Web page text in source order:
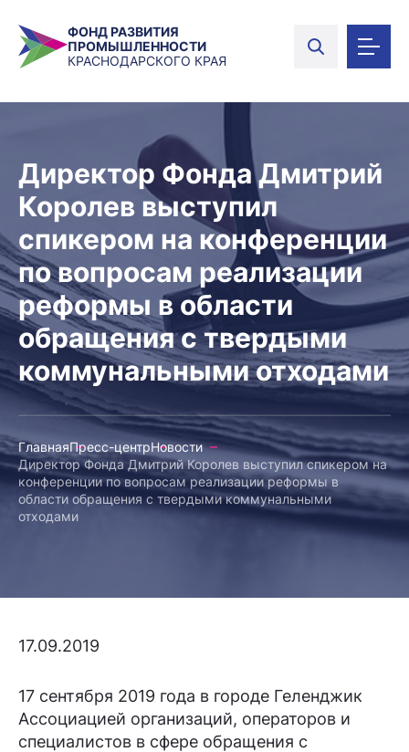
ФОНД РАЗВИТИЯ
ПРОМЫШЛЕННОСТИ
КРАСНОДАРСКОГО КРАЯ
Директор Фонда Дмитрий
Королев выступил
спикером на конференции
по вопросам реализации
реформы в области
обращения с твердыми
коммунальными отходами
ГлавнаяПресс-центрНовости
Директор Фонда Дмитрий Королев выступил спикером на
конференции по вопросам реализации реформы в
области обращения с твердыми коммунальными
отходами
17.09.2019
17 сентября 2019 года в городе Геленджик
Ассоциацией организаций, операторов и
специалистов в сфере обращения с